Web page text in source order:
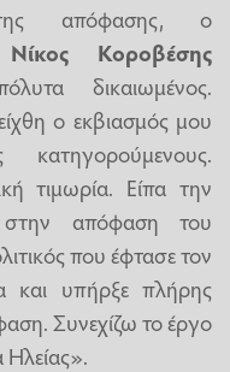
απόφασης, ο
Νίκος Κοροβέσης
δικαιωμένος.
ο εκβιασμός μου
τιμωρία. Είπα την
απόφαση του
που έφτασε τον
και υπήρξε πλήρης
Συνεχίζω το έργο
Ηλείας».